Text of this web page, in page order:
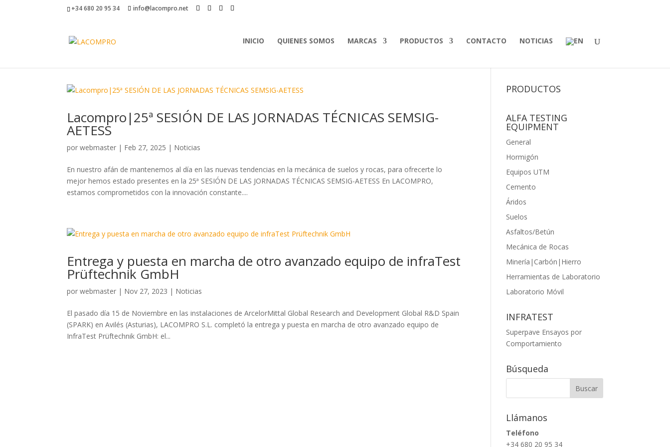
+34 680 20 95 34 info@lacompro.net
INICIO QUIENES SOMOS MARCAS PRODUCTOS CONTACTO NOTICIAS
Lacompro|25ª SESIÓN DE LAS JORNADAS TÉCNICAS SEMSIG-
AETESS
porwebmaster | Feb 27, 2025 | Noticias
En nuestro afán de mantenemos al día en las nuevas tendencias en la mecánica de suelos y rocas, para ofrecerte lo
mejor hemos estado presentes en la 25ª SESIÓN DE LAS JORNADAS TÉCNICAS SEMSIG-AETESS En LACOMPRO,
estamos comprometidos con la innovación constante....
Entrega y puesta en marcha de otro avanzado equipo de infraTest
Prüftechnik GmbH
porwebmaster | Nov 27, 2023 | Noticias
El pasado día 15 de Noviembre en las instalaciones de ArcelorMittal Global Research and Development Global R&D Spain
(SPARK) en Avilés (Asturias), LACOMPRO S.L. completó la entrega y puesta en marcha de otro avanzado equipo de
InfraTest Prüftechnik GmbH: el...
PRODUCTOS
ALFA TESTING
EQUIPMENT
General
Hormigón
Equipos UTM
Cemento
Áridos
Suelos
Asfaltos/Betún
Mecánica de Rocas
Minería|Carbón|Hierro
Herramientas de Laboratorio
Laboratorio Móvil
INFRATEST
Superpave Ensayos por
Comportamiento
Búsqueda
Llámanos
Teléfono
+34 680 20 95 34